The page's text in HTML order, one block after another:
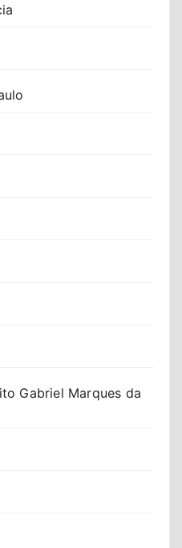
Gabriel Marques da